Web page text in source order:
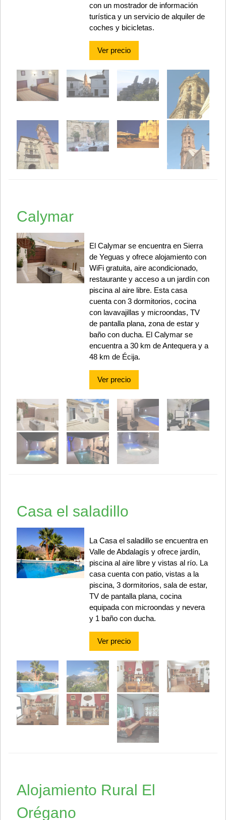
con un mostrador de información
turística y un servicio de alquiler de
coches y bicicletas.
Ver precio
Calymar
El Calymar se encuentra en Sierra
de Yeguas y ofrece alojamiento con
WiFi gratuita, aire acondicionado,
restaurante y acceso a un jardín con
piscina al aire libre. Esta casa
cuenta con 3 dormitorios, cocina
con lavavajillas y microondas, TV
de pantalla plana, zona de estar y
baño con ducha. El Calymar se
encuentra a 30 km de Antequera y a
48 km de Écija.
Ver precio
Casa el saladillo
La Casa el saladillo se encuentra en
Valle de Abdalagís y ofrece jardín,
piscina al aire libre y vistas al río. La
casa cuenta con patio, vistas a la
piscina, 3 dormitorios, sala de estar,
TV de pantalla plana, cocina
equipada con microondas y nevera
y 1 baño con ducha.
Ver precio
Alojamiento Rural El
Orégano